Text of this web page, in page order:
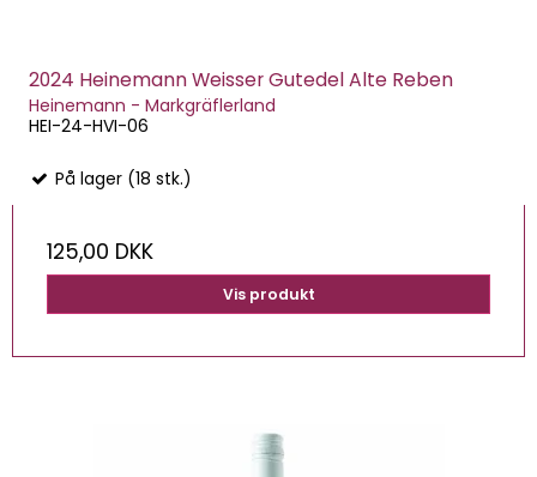
2024 Heinemann Weisser Gutedel Alte Reben
Heinemann - Markgräflerland
HEI-24-HVI-06
På lager (18 stk.)
125,00 DKK
Vis produkt